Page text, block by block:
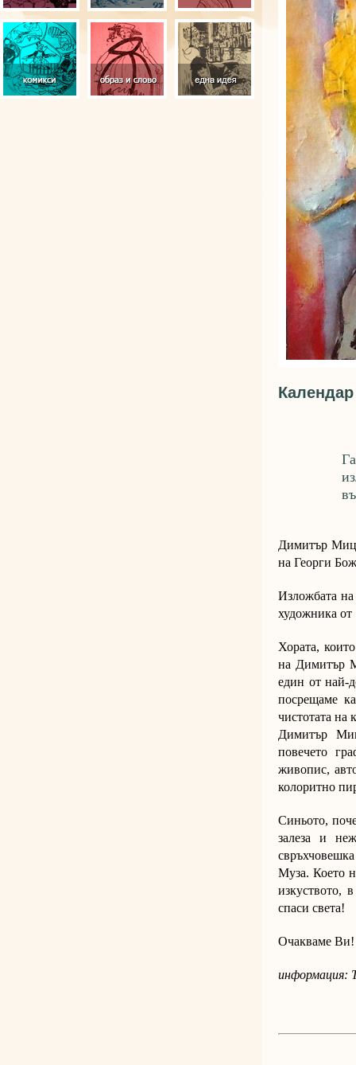
Димитър
на Георги
Изложбата
художника
Хората,
на Димитър
един от най-
посрещаме
чистотата на
Димитър
повечето
живопис,
колоритно
Синьото,
залеза и
Муза. Което
изкуството,
спаси света!
Очакваме Ви!
информация: